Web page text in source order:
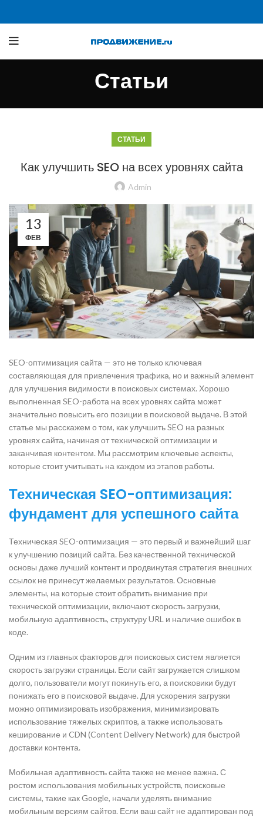
Статьи
СТАТЬИ
Как улучшить SEO на всех уровнях сайта
Admin
13
ФЕВ
SEO-оптимизация сайта — это не только ключевая
составляющая для привлечения трафика, но и важный элемент
для улучшения видимости в поисковых системах. Хорошо
выполненная SEO-работа на всех уровнях сайта может
значительно повысить его позиции в поисковой выдаче. В этой
статье мы расскажем о том, как улучшить SEO на разных
уровнях сайта, начиная от технической оптимизации и
заканчивая контентом. Мы рассмотрим ключевые аспекты,
которые стоит учитывать на каждом из этапов работы.
Техническая SEO-оптимизация:
фундамент для успешного сайта
Техническая SEO-оптимизация — это первый и важнейший шаг
к улучшению позиций сайта. Без качественной технической
основы даже лучший контент и продвинутая стратегия внешних
ссылок не принесут желаемых результатов. Основные
элементы, на которые стоит обратить внимание при
технической оптимизации, включают скорость загрузки,
мобильную адаптивность, структуру URL и наличие ошибок в
коде.
Одним из главных факторов для поисковых систем является
скорость загрузки страницы. Если сайт загружается слишком
долго, пользователи могут покинуть его, а поисковики будут
понижать его в поисковой выдаче. Для ускорения загрузки
можно оптимизировать изображения, минимизировать
использование тяжелых скриптов, а также использовать
кеширование и CDN (Content Delivery Network) для быстрой
доставки контента.
Мобильная адаптивность сайта также не менее важна. С
ростом использования мобильных устройств, поисковые
системы, такие как Google, начали уделять внимание
мобильным версиям сайтов. Если ваш сайт не адаптирован под